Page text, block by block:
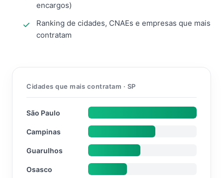
encargos)
Ranking de cidades, CNAEs e empresas que mais
contratam
Cidades que mais contratam · SP
São Paulo
Campinas
Guarulhos
Osasco